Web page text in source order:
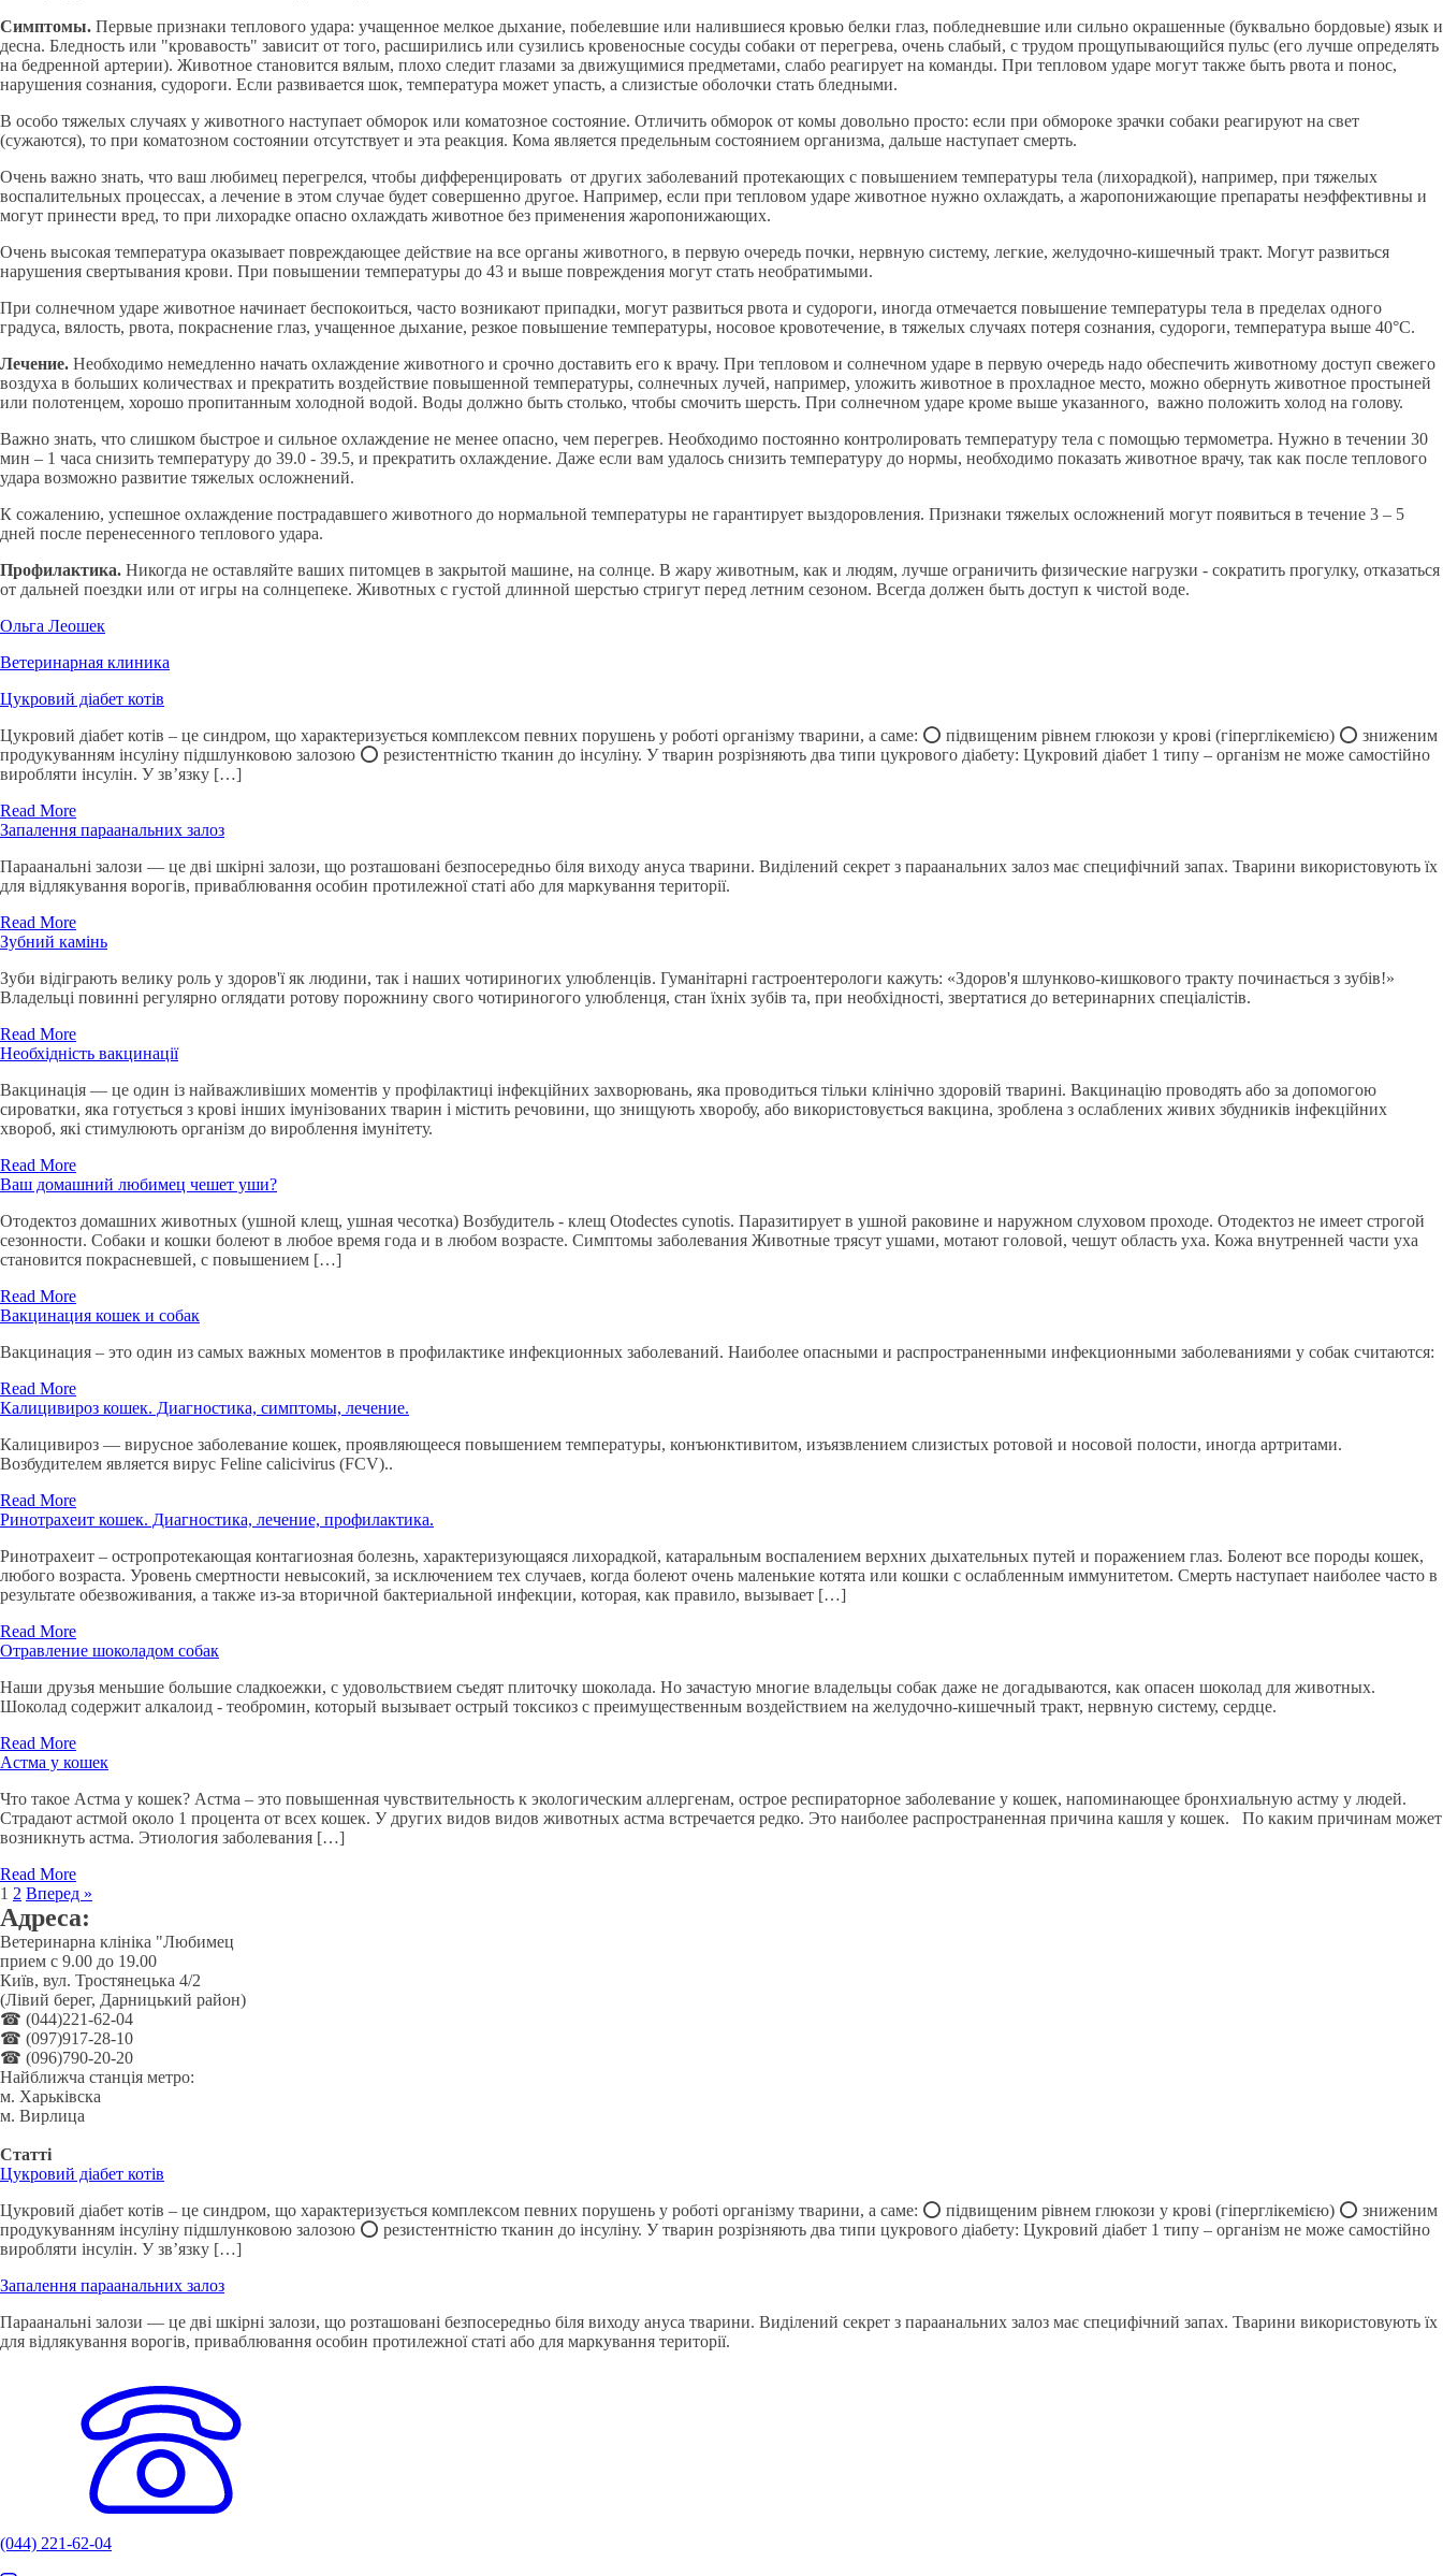
Симптомы. Первые признаки теплового удара: учащенное мелкое дыхание, побелевшие или налившиеся кровью белки глаз, побледневшие или сильно окрашенные (буквально бордовые) язык и
десна. Бледность или "кровавость" зависит от того, расширились или сузились кровеносные сосуды собаки от перегрева, очень слабый, с трудом прощупывающийся пульс (его лучше определять
на бедренной артерии). Животное становится вялым, плохо следит глазами за движущимися предметами, слабо реагирует на команды. При тепловом ударе могут также быть рвота и понос,
нарушения сознания, судороги. Если развивается шок, температура может упасть, а слизистые оболочки стать бледными.
В особо тяжелых случаях у животного наступает обморок или коматозное состояние. Отличить обморок от комы довольно просто: если при обмороке зрачки собаки реагируют на свет
(сужаются), то при коматозном состоянии отсутствует и эта реакция. Кома является предельным состоянием организма, дальше наступает смерть.
Очень важно знать, что ваш любимец перегрелся, чтобы дифференцировать от других заболеваний протекающих с повышением температуры тела (лихорадкой), например, при тяжелых
воспалительных процессах, а лечение в этом случае будет совершенно другое. Например, если при тепловом ударе животное нужно охлаждать, а жаропонижающие препараты неэффективны и
могут принести вред, то при лихорадке опасно охлаждать животное без применения жаропонижающих.
Очень высокая температура оказывает повреждающее действие на все органы животного, в первую очередь почки, нервную систему, легкие, желудочно-кишечный тракт. Могут развиться
нарушения свертывания крови. При повышении температуры до 43 и выше повреждения могут стать необратимыми.
При солнечном ударе животное начинает беспокоиться, часто возникают припадки, могут развиться рвота и судороги, иногда отмечается повышение температуры тела в пределах одного
градуса, вялость, рвота, покраснение глаз, учащенное дыхание, резкое повышение температуры, носовое кровотечение, в тяжелых случаях потеря сознания, судороги, температура выше 40°С.
Лечение. Необходимо немедленно начать охлаждение животного и срочно доставить его к врачу. При тепловом и солнечном ударе в первую очередь надо обеспечить животному доступ свежего
воздуха в больших количествах и прекратить воздействие повышенной температуры, солнечных лучей, например, уложить животное в прохладное место, можно обернуть животное простыней
или полотенцем, хорошо пропитанным холодной водой. Воды должно быть столько, чтобы смочить шерсть. При солнечном ударе кроме выше указанного, важно положить холод на голову.
Важно знать, что слишком быстрое и сильное охлаждение не менее опасно, чем перегрев. Необходимо постоянно контролировать температуру тела с помощью термометра. Нужно в течении 30
мин – 1 часа снизить температуру до 39.0 - 39.5, и прекратить охлаждение. Даже если вам удалось снизить температуру до нормы, необходимо показать животное врачу, так как после теплового
удара возможно развитие тяжелых осложнений.
К сожалению, успешное охлаждение пострадавшего животного до нормальной температуры не гарантирует выздоровления. Признаки тяжелых осложнений могут появиться в течение 3 – 5
дней после перенесенного теплового удара.
Профилактика. Никогда не оставляйте ваших питомцев в закрытой машине, на солнце. В жару животным, как и людям, лучше ограничить физические нагрузки - сократить прогулку, отказаться
от дальней поездки или от игры на солнцепеке. Животных с густой длинной шерстью стригут перед летним сезоном. Всегда должен быть доступ к чистой воде.
Ольга Леошек
Ветеринарная клиника
Цукровий діабет котів
Цукровий діабет котів – це синдром, що характеризується комплексом певних порушень у роботі організму тварини, а саме: ⭕️ підвищеним рівнем глюкози у крові (гіперглікемією) ⭕️ зниженим
продукуванням інсуліну підшлунковою залозою ⭕️ резистентністю тканин до інсуліну. У тварин розрізняють два типи цукрового діабету: Цукровий діабет 1 типу – організм не може самостійно
виробляти інсулін. У зв’язку […]
Read More
Запалення параанальних залоз
Параанальні залози — це дві шкірні залози, що розташовані безпосередньо біля виходу ануса тварини. Виділений секрет з параанальних залоз має специфічний запах. Тварини використовують їх
для відлякування ворогів, приваблювання особин протилежної статі або для маркування території.
Read More
Зубний камінь
Зуби відіграють велику роль у здоров'ї як людини, так і наших чотириногих улюбленців. Гуманітарні гастроентерологи кажуть: «Здоров'я шлунково-кишкового тракту починається з зубів!»
Владельці повинні регулярно оглядати ротову порожнину свого чотириногого улюбленця, стан їхніх зубів та, при необхідності, звертатися до ветеринарних спеціалістів.
Read More
Необхідність вакцинації
Вакцинація — це один із найважливіших моментів у профілактиці інфекційних захворювань, яка проводиться тільки клінічно здоровій тварині. Вакцинацію проводять або за допомогою
сироватки, яка готується з крові інших імунізованих тварин і містить речовини, що знищують хворобу, або використовується вакцина, зроблена з ослаблених живих збудників інфекційних
хвороб, які стимулюють організм до вироблення імунітету.
Read More
Ваш домашний любимец чешет уши?
Отодектоз домашних животных (ушной клещ, ушная чесотка) Возбудитель - клещ Otodectes cynotis. Паразитирует в ушной раковине и наружном слуховом проходе. Отодектоз не имеет строгой
сезонности. Собаки и кошки болеют в любое время года и в любом возрасте. Симптомы заболевания Животные трясут ушами, мотают головой, чешут область уха. Кожа внутренней части уха
становится покрасневшей, с повышением […]
Read More
Вакцинация кошек и собак
Вакцинация – это один из самых важных моментов в профилактике инфекционных заболеваний. Наиболее опасными и распространенными инфекционными заболеваниями у собак считаются:
Read More
Калицивироз кошек. Диагностика, симптомы, лечение.
Калицивироз — вирусное заболевание кошек, проявляющееся повышением температуры, конъюнктивитом, изъязвлением слизистых ротовой и носовой полости, иногда артритами.
Возбудителем является вирус Feline calicivirus (FCV)..
Read More
Ринотрахеит кошек. Диагностика, лечение, профилактика.
Ринотрахеит – остропротекающая контагиозная болезнь, характеризующаяся лихорадкой, катаральным воспалением верхних дыхательных путей и поражением глаз. Болеют все породы кошек,
любого возраста. Уровень смертности невысокий, за исключением тех случаев, когда болеют очень маленькие котята или кошки с ослабленным иммунитетом. Смерть наступает наиболее часто в
результате обезвоживания, а также из-за вторичной бактериальной инфекции, которая, как правило, вызывает […]
Read More
Отравление шоколадом собак
Наши друзья меньшие большие сладкоежки, с удовольствием съедят плиточку шоколада. Но зачастую многие владельцы собак даже не догадываются, как опасен шоколад для животных.
Шоколад содержит алкалоид - теобромин, который вызывает острый токсикоз с преимущественным воздействием на желудочно-кишечный тракт, нервную систему, сердце.
Read More
Астма у кошек
Что такое Астма у кошек? Астма – это повышенная чувствительность к экологическим аллергенам, острое респираторное заболевание у кошек, напоминающее бронхиальную астму у людей.
Страдают астмой около 1 процента от всех кошек. У других видов видов животных астма встречается редко. Это наиболее распространенная причина кашля у кошек. По каким причинам может
возникнуть астма. Этиология заболевания […]
Read More
1 2 Вперед »
Адреса:
Ветеринарна клініка "Любимец
прием с 9.00 до 19.00
Київ, вул. Тростянецька 4/2
(Лівий берег, Дарницький район)
☎ (044)221-62-04
☎ (097)917-28-10
☎ (096)790-20-20
Найближча станція метро:
м. Харьківска
м. Вирлица
Статті
Цукровий діабет котів
Цукровий діабет котів – це синдром, що характеризується комплексом певних порушень у роботі організму тварини, а саме: ⭕️ підвищеним рівнем глюкози у крові (гіперглікемією) ⭕️ зниженим
продукуванням інсуліну підшлунковою залозою ⭕️ резистентністю тканин до інсуліну. У тварин розрізняють два типи цукрового діабету: Цукровий діабет 1 типу – організм не може самостійно
виробляти інсулін. У зв’язку […]
Запалення параанальних залоз
Параанальні залози — це дві шкірні залози, що розташовані безпосередньо біля виходу ануса тварини. Виділений секрет з параанальних залоз має специфічний запах. Тварини використовують їх
для відлякування ворогів, приваблювання особин протилежної статі або для маркування території.
(044) 221-62-04